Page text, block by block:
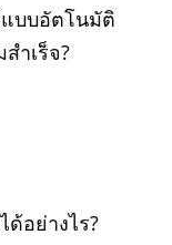
แบบอัตโนมัติ
ำเร็จ?
ด้อย่างไร?